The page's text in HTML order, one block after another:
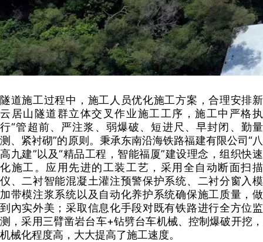
隧道施工过程中，施工人员优化施工方案，合理安排新
云居山隧道群立体交叉作业施工工序，施工中严格执
行“管超前、严注浆、弱爆破、短进尺、早封闭、勤量
测、紧衬砌”的原则。秉承东南沿海铁路福建有限公司“八
高九建”以及“精品工程，智能福厦”建设理念，组织快速
化施工。应用先进的工装工艺，采用全自动断面扫描
仪、二衬智能混凝土灌注预警保护系统、二衬分窗入模
加带模注浆系统以及自动化养护系统确保施工质量，做
到內实外美；采取信息化手段对既有铁路进行全方位监
测，采用三臂凿岩台车+钻劈台车机械、控制爆破开挖，
机械化程度高，大大提高了施工速度。